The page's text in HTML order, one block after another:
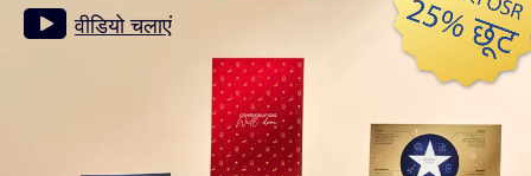
वीडियो चलाएं